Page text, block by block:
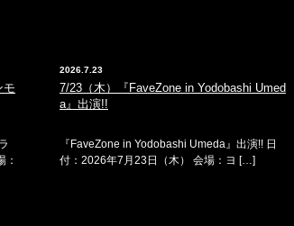
モ
：
2026.7.23
7/23（木）『FaveZone in Yodobashi Umed
a』出演!!
『FaveZone in Yodobashi Umeda』出演!! 日
付：2026年7月23日（木） 会場：ヨ […]